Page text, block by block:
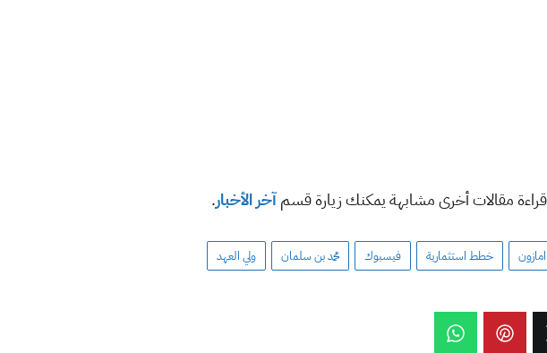
مقالات أخرى مشابهة يمكنك زيارة قسمآخر الأخبار.
امازون خطط استثمارية فيسبوك محمد بن سلمان ولي العهد